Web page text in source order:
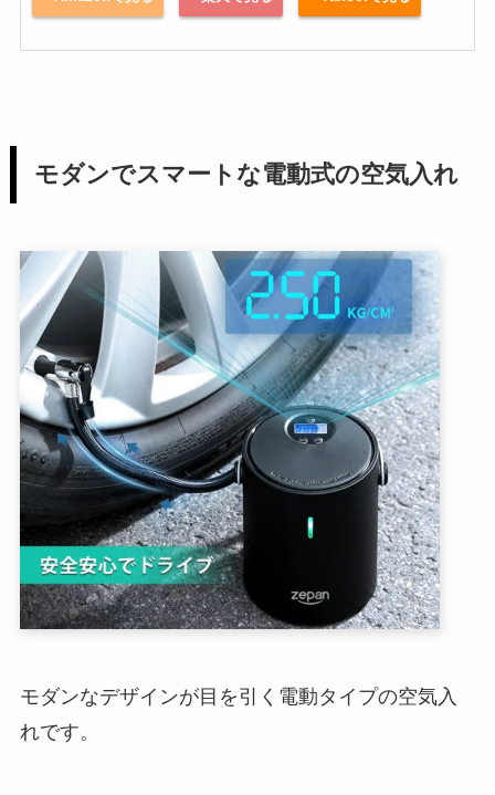
モダンでスマートな電動式の空気入れ
モダンなデザインが目を引く電動タイプの空気入
れです。